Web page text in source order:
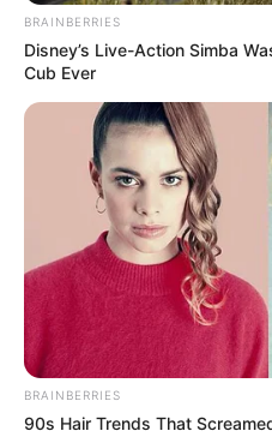
BRAINBERRIES
Disney’s Live-Action Simba
Cub Ever
BRAINBERRIES
90s Hair Trends That